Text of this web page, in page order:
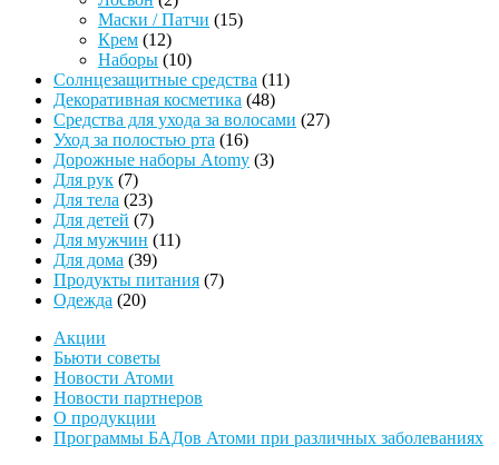
товара
Маски / Патчи 1515
Крем 1212
товаров
Наборы 1010
товаров
Солнцезащитные средства 1111
Декоративная косметика 4848
товаров
Средства для ухода за волосами 2727
Уход за полостью рта 1616
товаров
Дорожные наборы Atomy 33
Для рук 77
товаров
Для тела 2323
товара
Для детей 77
товаров
Для мужчин 1111
Для дома 3939
товаров
Продукты питания 77
Одежда 2020
Акции
Бьюти советы
Новости Атоми
Новости партнеров
О продукции
Программы БАДов Атоми при различных заболеваниях